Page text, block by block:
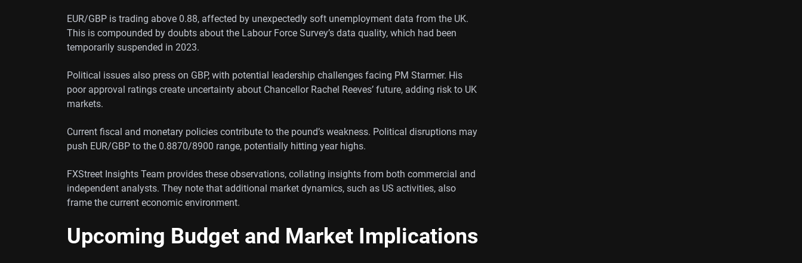
EUR/GBP is trading above 0.88, affected by unexpectedly soft unemployment data from the UK.
This is compounded by doubts about the Labour Force Survey’s data quality, which had been
temporarily suspended in 2023.
Political issues also press on GBP, with potential leadership challenges facing PM Starmer. His
poor approval ratings create uncertainty about Chancellor Rachel Reeves’ future, adding risk to UK
markets.
Current fiscal and monetary policies contribute to the pound’s weakness. Political disruptions may
push EUR/GBP to the 0.8870/8900 range, potentially hitting year highs.
FXStreet Insights Team provides these observations, collating insights from both commercial and
independent analysts. They note that additional market dynamics, such as US activities, also
frame the current economic environment.
Upcoming Budget and Market Implications